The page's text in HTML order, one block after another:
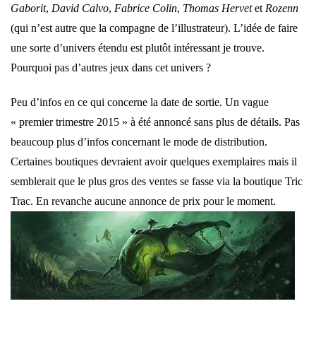
Gaborit, David Calvo, Fabrice Colin, Thomas Hervetet Rozenn
(qui n’est autre que la compagne de l’illustrateur). L’idée de faire
une sorte d’univers étendu est plutôt intéressant je trouve.
Pourquoi pas d’autres jeux dans cet univers ?
Peu d’infos en ce qui concerne la date de sortie. Un vague
« premier trimestre 2015 » à été annoncé sans plus de détails. Pas
beaucoup plus d’infos concernant le mode de distribution.
Certaines boutiques devraient avoir quelques exemplaires mais il
semblerait que le plus gros des ventes se fasse via la boutique Tric
Trac. En revanche aucune annonce de prix pour le moment.